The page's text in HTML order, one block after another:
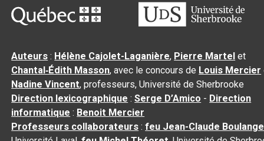
Auteurs : Hélène Cajolet-Laganière, Pierre Martel et
Chantal‑Édith Masson, avec le concours de Louis Mercier
Nadine Vincent, professeurs, Université de Sherbrooke
Direction lexicographique :Serge D’Amico - Direction
informatique : Benoit Mercier
Professeurs collaborateurs :feu Jean-Claude